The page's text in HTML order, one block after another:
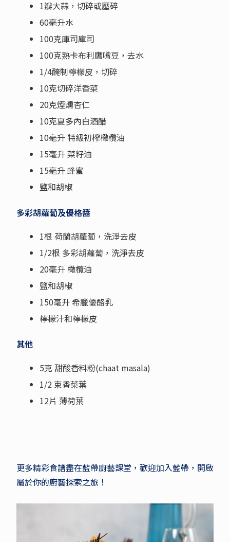
1瓣大蒜，切碎或壓碎
60毫升水
100克庫司庫司
100克熟卡布利鷹嘴豆，去水
1/4醃制檸檬皮，切碎
10克切碎洋香菜
20克煙燻杏仁
10克夏多內白酒醋
10毫升 特級初榨橄欖油
15毫升 菜籽油
15毫升 蜂蜜
鹽和胡椒
多彩胡蘿蔔及優格醬
1根 荷蘭胡蘿蔔，洗淨去皮
1/2根 多彩胡蘿蔔，洗淨去皮
20毫升 橄欖油
鹽和胡椒
150毫升 希臘優酪乳
檸檬汁和檸檬皮
其他
5克 甜酸香料粉(chaat masala)
1/2 束香菜葉
12片 薄荷葉
更多精彩食譜盡在藍帶廚藝課堂，歡迎加入藍帶，開啟
屬於你的廚藝探索之旅！